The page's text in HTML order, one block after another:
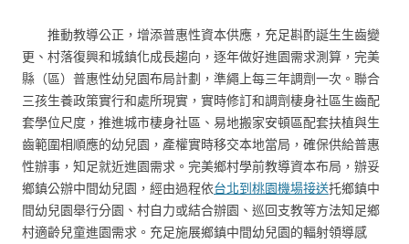
推動教導公正，增添普惠性資本供應，充足斟酌誕生生齒變
更、村落復興和城鎮化成長趨向，逐年做好進園需求測算，完美
縣（區）普惠性幼兒園布局計劃，準繩上每三年調劑一次。聯合
三孩生養政策實行和處所現實，實時修訂和調劑棲身社區生齒配
套學位尺度，推進城市棲身社區、易地搬家安頓區配套扶植與生
齒範圍相順應的幼兒園，產權實時移交本地當局，確保供給普惠
性辦事，知足就近進園需求。完美鄉村學前教導資本布局，辦妥
鄉鎮公辦中間幼兒園，經由過程依台北到桃園機場接送托鄉鎮中
間幼兒園舉行分園、村自力或結合辦園、巡回支教等方法知足鄉
村適齡兒童進園需求。充足施展鄉鎮中間幼兒園的輻射領導感